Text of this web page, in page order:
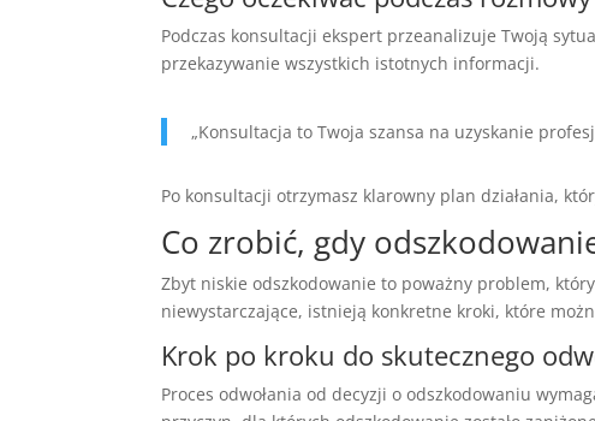
Podczas konsultacji ekspert przeanalizuje Twoją
przekazywanie wszystkich istotnych informacji.
„Konsultacja to Twoja szansa na uzyskanie
Po konsultacji otrzymasz klarowny plan działania,
Co zrobić, gdy
Zbyt niskie odszkodowanie to poważny problem,
niewystarczające, istnieją konkretne kroki, które
Krok po kroku do skutecznego
Proces odwołania od decyzji o odszkodowaniu